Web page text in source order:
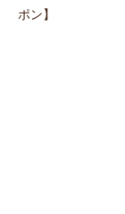
ポン】